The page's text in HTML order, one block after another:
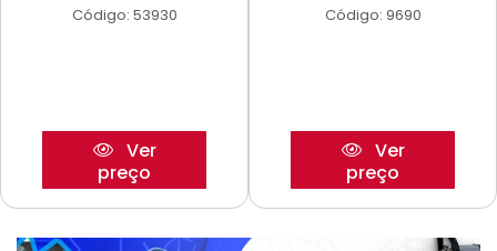
Código: 53930
Ver
preço
Código: 9690
Ver
preço